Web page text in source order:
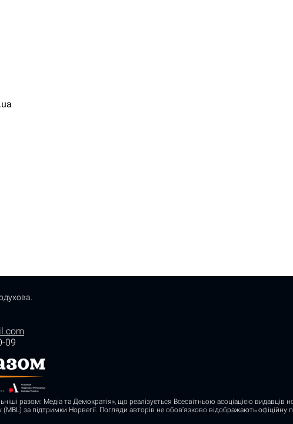
09
разом: Медіа та Демократія», що реалізується Всесвітньою асоціацією видавців
(MBL) за підтримки Норвегії. Погляди авторів не обов’язково відображають офіційну